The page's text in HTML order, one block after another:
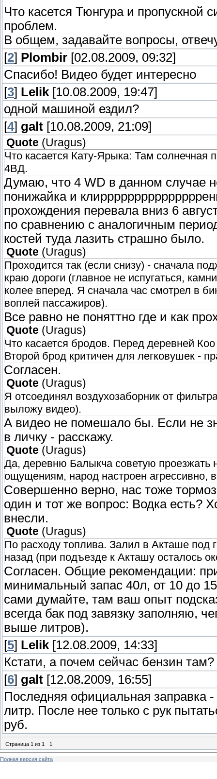
Что касется Тюнгура и
проблем.
В общем, задавайте вопросы,
[2] Plombir [02.08.2009, 09:32]
Спасибо! Видео будет интересно
[3] Lelik [10.08.2009, 19:47]
одной машиной ездил?
[4] galt [10.08.2009, 21:09]
Quote (Uragus)
Что касается Кату-Ярыка: Там солнечная
4ВД.
Думаю, что 4 WD в данном случае
понижайка и
прохождения перевала вниз 6
по сравнению с аналогичным
костей туда лазить страшно было.
Quote (Uragus)
Проходится так (если снизу) - сначала
краю дороги (главное не испугаться,
колее вперед. Я сначала час смотрел в
воплей пассажиров).
Все равно не поняттно где и как
Quote (Uragus)
Что касается бродов. Перед деревней
Второй брод критичен для легковушек -
Согласен.
Quote (Uragus)
Я отсоединял воздухозаборник от
выложу видео).
А видео не помешало бы. Если не
в личку - расскажу.
Quote (Uragus)
Да, деревню Балыкча советую проезжать
ощущениям, народ настроен агрессивно,
Совершенно верно, нас тоже
один и тот же вопрос: Водка есть?
внесли.
Quote (Uragus)
По расходу топлива. Залил в Акташе под
назад (при подъезде к Акташу осталось
Согласен. Общие рекомендации:
минимальный запас 40л, от 10 до
сами думайте, там ваш опыт
всегда бак под завязку заполняю,
выше литров).
[5] Lelik [12.08.2009, 14:33]
Кстати, а почем сейчас бензин
[6] galt [12.08.2009, 16:55]
Последняя официальная заправка
литр. После нее только с рук
руб.
Страница 1 из 1 1
Полная версия сайта